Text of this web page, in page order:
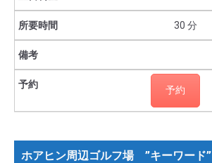
30 分
予約
ホアヒン周辺ゴルフ場 ”キーワード”